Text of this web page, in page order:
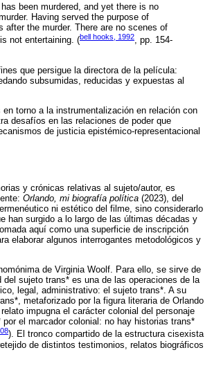
been murdered, and yet there is no
Having served the purpose of
the murder. There are no scenes of
not entertaining. (bell hooks, 1992, pp. 154-
que persigue la directora de la película:
subsumidas, reducidas y expuestas al
torno a la instrumentalización en relación con
desafíos en las relaciones de poder que
de justicia epistémico-representacional
y crónicas relativas al sujeto/autor, es
Orlando, mi biografía política (2023), del
ni estético del filme, sino considerarlo
han surgido a lo largo de las últimas décadas y
aquí como una superficie de inscripción
elaborar algunos interrogantes metodológicos y
de Virginia Woolf. Para ello, se sirve de
sujeto trans* es una de las operaciones de la
legal, administrativo: el sujeto trans*. A su
metaforizado por la figura literaria de Orlando
impugna el carácter colonial del personaje
el marcador colonial: no hay historias trans*
). El tronco compartido de la estructura cisexista
de distintos testimonios, relatos biográficos